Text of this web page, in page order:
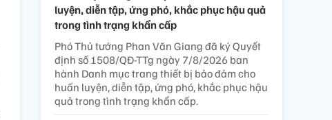
luyện, diễn tập, ứng phó, khắc phục hậu quả
trong tình trạng khẩn cấp
Phó Thủ tướng Phan Văn Giang đã ký Quyết
định số 1508/QĐ-TTg ngày 7/8/2026 ban
hành Danh mục trang thiết bị bảo đảm cho
huấn luyện, diễn tập, ứng phó, khắc phục hậu
quả trong tình trạng khẩn cấp.